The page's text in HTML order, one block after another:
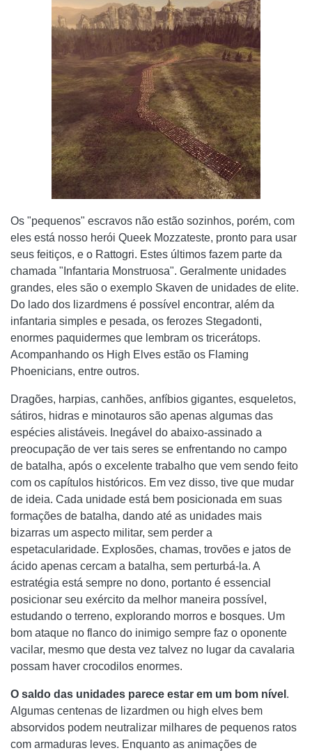
Os "pequenos" escravos não estão sozinhos, porém, com
eles está nosso herói Queek Mozzateste, pronto para usar
seus feitiços, e o Rattogri. Estes últimos fazem parte da
chamada "Infantaria Monstruosa". Geralmente unidades
grandes, eles são o exemplo Skaven de unidades de elite.
Do lado dos lizardmens é possível encontrar, além da
infantaria simples e pesada, os ferozes Stegadonti,
enormes paquidermes que lembram os tricerátops.
Acompanhando os High Elves estão os Flaming
Phoenicians, entre outros.
Dragões, harpias, canhões, anfíbios gigantes, esqueletos,
sátiros, hidras e minotauros são apenas algumas das
espécies alistáveis. Inegável do abaixo-assinado a
preocupação de ver tais seres se enfrentando no campo
de batalha, após o excelente trabalho que vem sendo feito
com os capítulos históricos. Em vez disso, tive que mudar
de ideia. Cada unidade está bem posicionada em suas
formações de batalha, dando até as unidades mais
bizarras um aspecto militar, sem perder a
espetacularidade. Explosões, chamas, trovões e jatos de
ácido apenas cercam a batalha, sem perturbá-la. A
estratégia está sempre no dono, portanto é essencial
posicionar seu exército da melhor maneira possível,
estudando o terreno, explorando morros e bosques. Um
bom ataque no flanco do inimigo sempre faz o oponente
vacilar, mesmo que desta vez talvez no lugar da cavalaria
possam haver crocodilos enormes.
O saldo das unidades parece estar em um bom nível .
Algumas centenas de lizardmen ou high elves bem
absorvidos podem neutralizar milhares de pequenos ratos
com armaduras leves. Enquanto as animações de